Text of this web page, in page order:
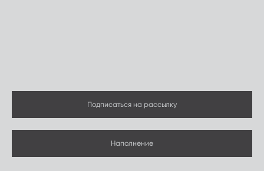
Подписаться на рассылку
Наполнение